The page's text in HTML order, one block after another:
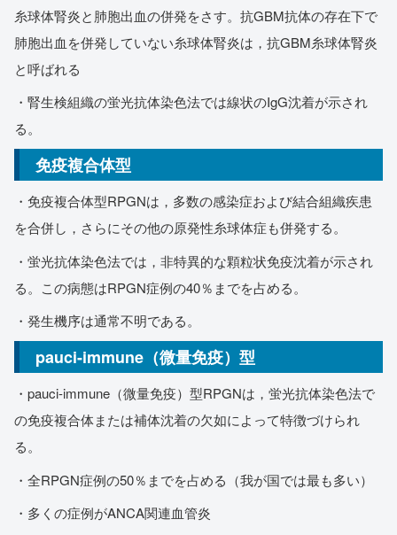
糸球体腎炎と肺胞出血の併発をさす。抗GBM抗体の存在下で
肺胞出血を併発していない糸球体腎炎は，抗GBM糸球体腎炎
と呼ばれる
・腎生検組織の蛍光抗体染色法では線状のIgG沈着が示され
る。
免疫複合体型
・免疫複合体型RPGNは，多数の感染症および結合組織疾患
を合併し，さらにその他の原発性糸球体症も併発する。
・蛍光抗体染色法では，非特異的な顆粒状免疫沈着が示され
る。この病態はRPGN症例の40％までを占める。
・発生機序は通常不明である。
pauci-immune（微量免疫）型
・pauci-immune（微量免疫）型RPGNは，蛍光抗体染色法で
の免疫複合体または補体沈着の欠如によって特徴づけられ
る。
・全RPGN症例の50％までを占める（我が国では最も多い）
・多くの症例がANCA関連血管炎